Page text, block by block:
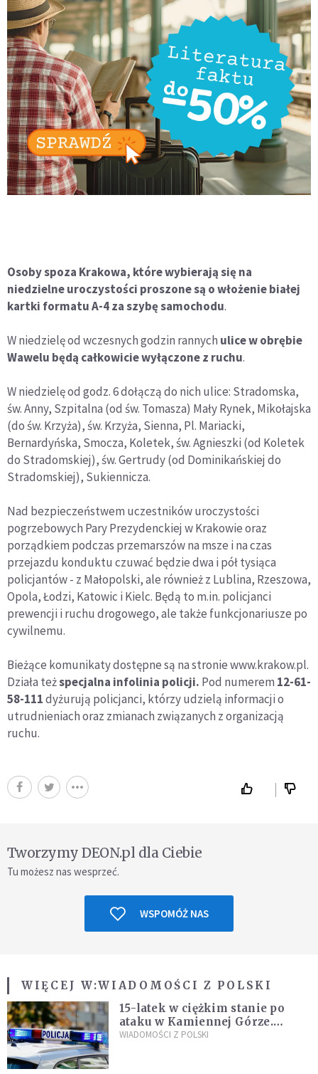
Osoby spoza Krakowa, które wybierają się na
niedzielne uroczystości proszone są o włożenie białej
kartki formatu A-4 za szybę samochodu.
W niedzielę od wczesnych godzin rannych ulice w obrębie
Wawelu będą całkowicie wyłączone z ruchu.
W niedzielę od godz. 6 dołączą do nich ulice: Stradomska,
św. Anny, Szpitalna (od św. Tomasza) Mały Rynek, Mikołajska
(do św. Krzyża), św. Krzyża, Sienna, Pl. Mariacki,
Bernardyńska, Smocza, Koletek, św. Agnieszki (od Koletek
do Stradomskiej), św. Gertrudy (od Dominikańskiej do
Stradomskiej), Sukiennicza.
Nad bezpieczeństwem uczestników uroczystości
pogrzebowych Pary Prezydenckiej w Krakowie oraz
porządkiem podczas przemarszów na msze i na czas
przejazdu konduktu czuwać będzie dwa i pół tysiąca
policjantów - z Małopolski, ale również z Lublina, Rzeszowa,
Opola, Łodzi, Katowic i Kielc. Będą to m.in. policjanci
prewencji i ruchu drogowego, ale także funkcjonariusze po
cywilnemu.
Bieżące komunikaty dostępne są na stronie www.krakow.pl.
Działa teżspecjalna infolinia policji. Pod numerem 12-61-
58-111dyżurują policjanci, którzy udzielą informacji o
utrudnieniach oraz zmianach związanych z organizacją
ruchu.
Tworzymy DEON.pl dla Ciebie
Tu możesz nas wesprzeć.
WSPOMÓŻ NAS
WIĘCEJ W:WIADOMOŚCI Z POLSKI
15-latek w ciężkim stanie po
ataku w Kamiennej Górze.
Policja zatrzymała dwóch
WIADOMOŚCI Z POLSKI